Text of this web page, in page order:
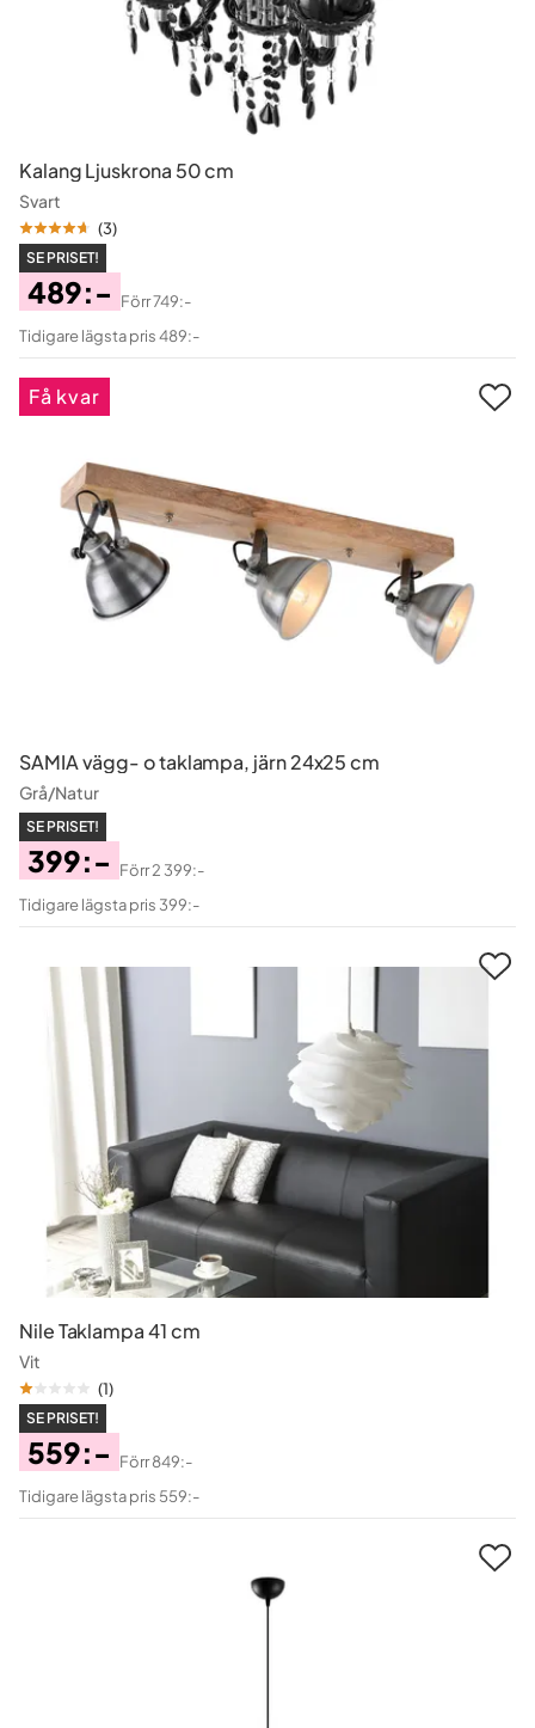
Kalang Ljuskrona 50 cm
Svart
(3)
SE PRISET!
Pris
489:-
Original
Pris
Förr749:-
Tidigare lägsta pris 489:-
SAMIA vägg- o taklampa, järn 24x25 cm
Grå/Natur
SE PRISET!
Pris
399:-
Original
Pris
Förr2 399:-
Tidigare lägsta pris 399:-
Få kvar
Nile Taklampa 41 cm
Vit
(1)
SE PRISET!
Pris
559:-
Original
Pris
Förr849:-
Tidigare lägsta pris 559:-